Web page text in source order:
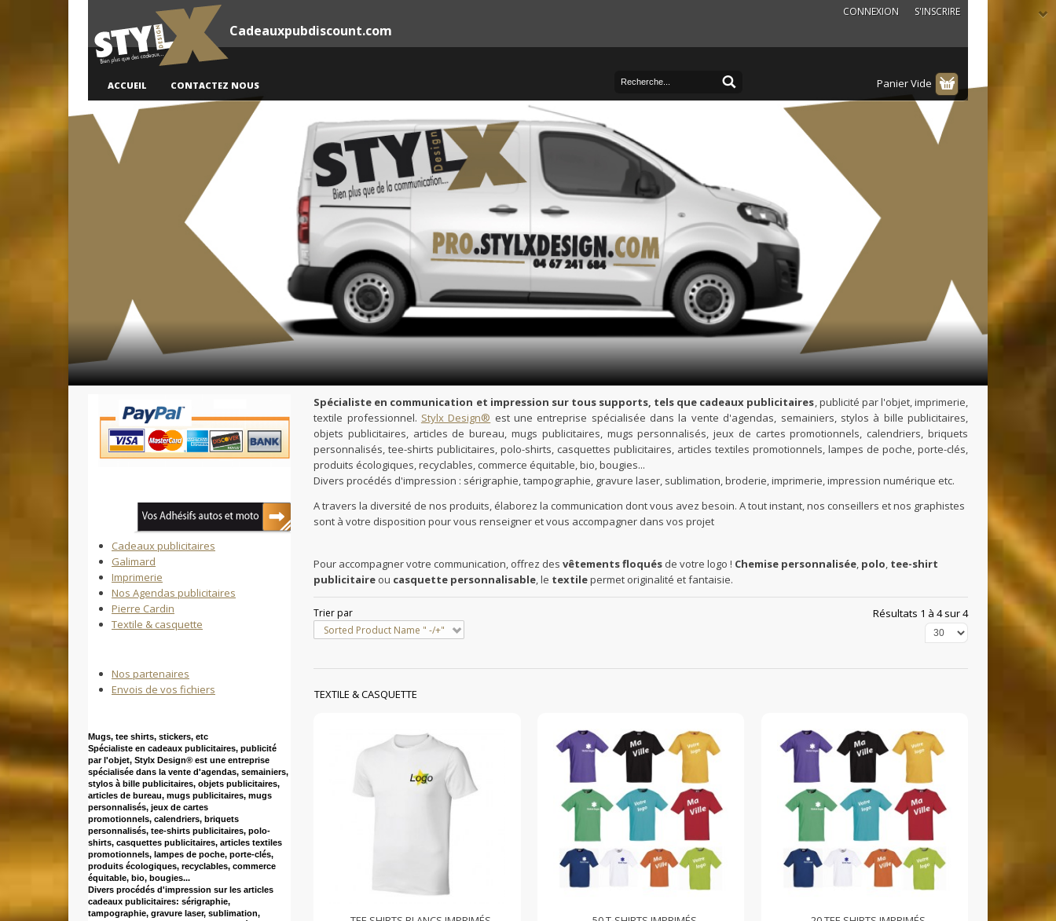
Cadeauxpubdiscount.com
CONNEXION S'INSCRIRE
ACCUEIL CONTACTEZ NOUS Panier Vide
Vous êtes ici :Accueil»Textile & casquette
Cadeaux publicitaires
Galimard
Imprimerie
Nos Agendas publicitaires
Pierre Cardin
Textile & casquette
Nos partenaires
Envois de vos fichiers
Mugs, tee shirts, stickers, etc
Spécialiste en cadeaux publicitaires, publicité
par l'objet, Stylx Design® est une entreprise
spécialisée dans la vente d'agendas, semainiers,
stylos à bille publicitaires, objets publicitaires,
articles de bureau, mugs publicitaires, mugs
personnalisés, jeux de cartes
promotionnels, calendriers, briquets
personnalisés, tee-shirts publicitaires, polo-
shirts, casquettes publicitaires, articles textiles
promotionnels, lampes de poche, porte-clés,
produits écologiques, recyclables, commerce
équitable, bio, bougies...
Divers procédés d'impression sur les articles
cadeaux publicitaires: sérigraphie,
tampographie, gravure laser, sublimation,
Spécialiste en communication et impression sur tous supports, tels que cadeaux publicitaires, publicité par l'objet, imprimerie,
textile professionnel. Stylx Design® est une entreprise spécialisée dans la vente d'agendas, semainiers, stylos à bille publicitaires,
objets publicitaires, articles de bureau, mugs publicitaires, mugs personnalisés, jeux de cartes promotionnels, calendriers, briquets
personnalisés, tee-shirts publicitaires, polo-shirts, casquettes publicitaires, articles textiles promotionnels, lampes de poche, porte-clés,
produits écologiques, recyclables, commerce équitable, bio, bougies...
Divers procédés d'impression : sérigraphie, tampographie, gravure laser, sublimation, broderie, imprimerie, impression numérique etc.
A travers la diversité de nos produits, élaborez la communication dont vous avez besoin. A tout instant, nos conseillers et nos graphistes
sont à votre disposition pour vous renseigner et vous accompagner dans vos projet
Pour accompagner votre communication, offrez desvêtements floqués de votre logo ! Chemise personnalisée, polo, tee-shirt
publicitaire ou casquette personnalisable, le textilepermet originalité et fantaisie.
Trier par
Sorted Product Name " -/+"
Résultats 1 à 4 sur 4
TEXTILE & CASQUETTE